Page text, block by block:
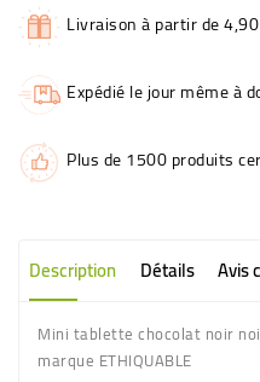
Livraison à partir de
Expédié le jour même à
Plus de 1500 produits
Description Détails Avis
Mini tablette chocolat noir
marque ETHIQUABLE